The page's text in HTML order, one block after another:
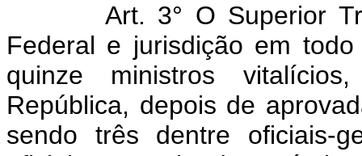
Art. 3° O Superior
Federal e jurisdição em
quinze ministros
República, depois de
sendo três dentre oficiais-